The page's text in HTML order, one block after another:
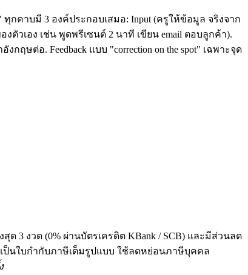
" ทุกคาบมี 3 องค์ประกอบเสมอ: Input (ครูให้ข้อมูล จริงจาก
ตัวเอง เช่น พูดพรีเซนต์ 2 นาที เขียน email ตอบลูกค้า).
ษต่อ. Feedback แบบ "correction on the spot" เฉพาะจุด
3 งวด (0% ผ่านบัตรเครดิต KBank / SCB) และมีส่วนลด
จเป็นใบกำกับภาษีเต็มรูปแบบ ใช้ลดหย่อนภาษีบุคคล